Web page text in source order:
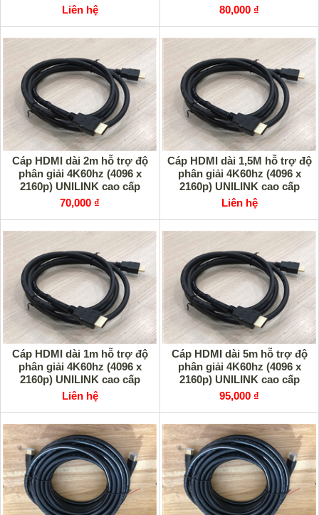
Liên hệ
80,000 ₫
Cáp HDMI dài 2m hỗ trợ độ
phân giải 4K60hz (4096 x
2160p) UNILINK cao cấp
70,000 ₫
Cáp HDMI dài 1,5M hỗ trợ độ
phân giải 4K60hz (4096 x
2160p) UNILINK cao cấp
Liên hệ
Cáp HDMI dài 1m hỗ trợ độ
phân giải 4K60hz (4096 x
2160p) UNILINK cao cấp
Liên hệ
Cáp HDMI dài 5m hỗ trợ độ
phân giải 4K60hz (4096 x
2160p) UNILINK cao cấp
95,000 ₫